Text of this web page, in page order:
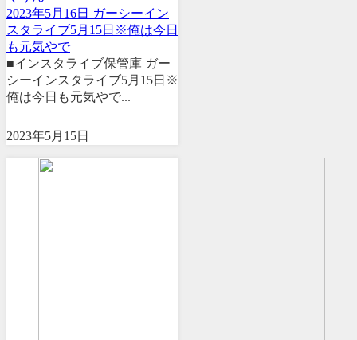
2023年5月16日 ガーシーイン
スタライブ5月15日※俺は今日
も元気やで
■インスタライブ保管庫 ガー
シーインスタライブ5月15日※
俺は今日も元気やで...
2023年5月15日